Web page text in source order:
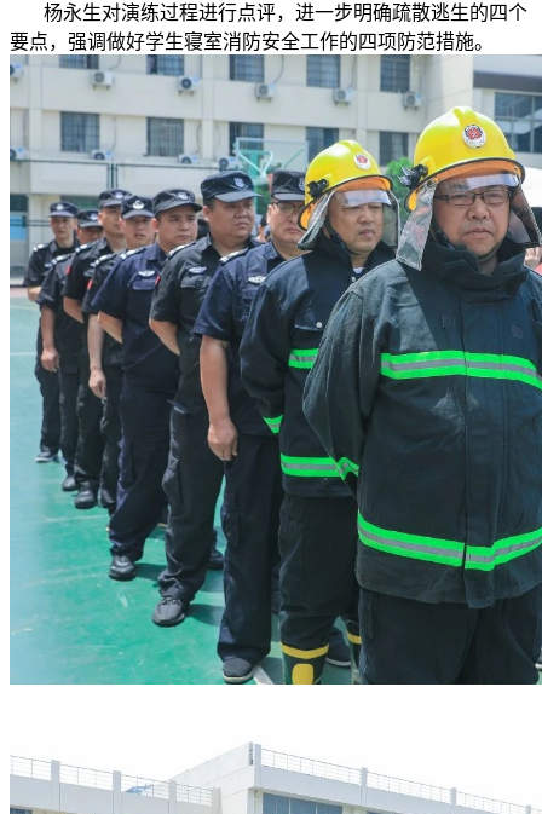
杨永生对演练过程进行点评，进一步明确疏散逃生的四个
要点，强调做好学生寝室消防安全工作的四项防范措施。